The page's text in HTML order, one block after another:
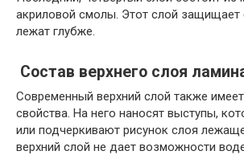
акриловой смолы. Этот слой защищает
лежат глубже.
Состав верхнего слоя
Современный верхний слой также
свойства. На него наносят выступы,
или подчеркивают рисунок слоя
верхний слой не дает возможности